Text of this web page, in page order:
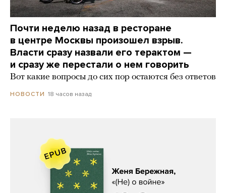
Почти неделю назад в ресторане
в центре Москвы произошел взрыв.
Власти сразу назвали его терактом —
и сразу же перестали о нем говорить
Вот какие вопросы до сих пор остаются без ответов
НОВОСТИ 18 часов назад